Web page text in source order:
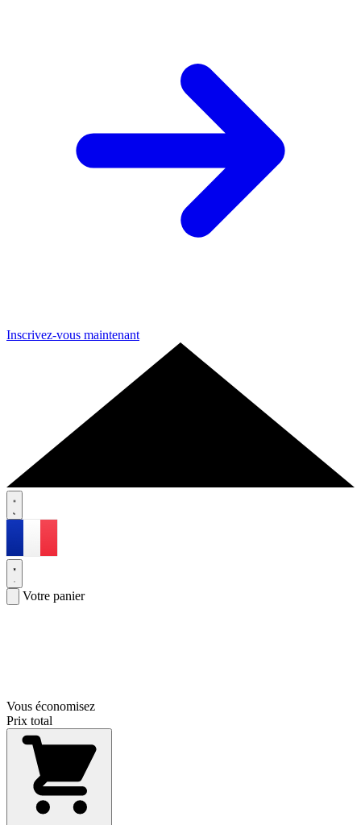
Inscrivez-vous maintenant
Votre panier
Vous économisez
Prix total